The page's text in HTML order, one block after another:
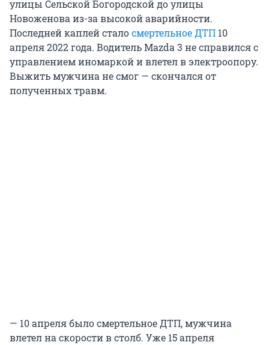
улицы Сельской Богородской до улицы
Новоженова из-за высокой аварийности.
Последней каплей сталосмертельное ДТП 10
апреля 2022 года. Водитель Mazda 3 не справился с
управлением иномаркой и влетел в электроопору.
Выжить мужчина не смог — скончался от
полученных травм.
— 10 апреля было смертельное ДТП, мужчина
влетел на скорости в столб. Уже 15 апреля